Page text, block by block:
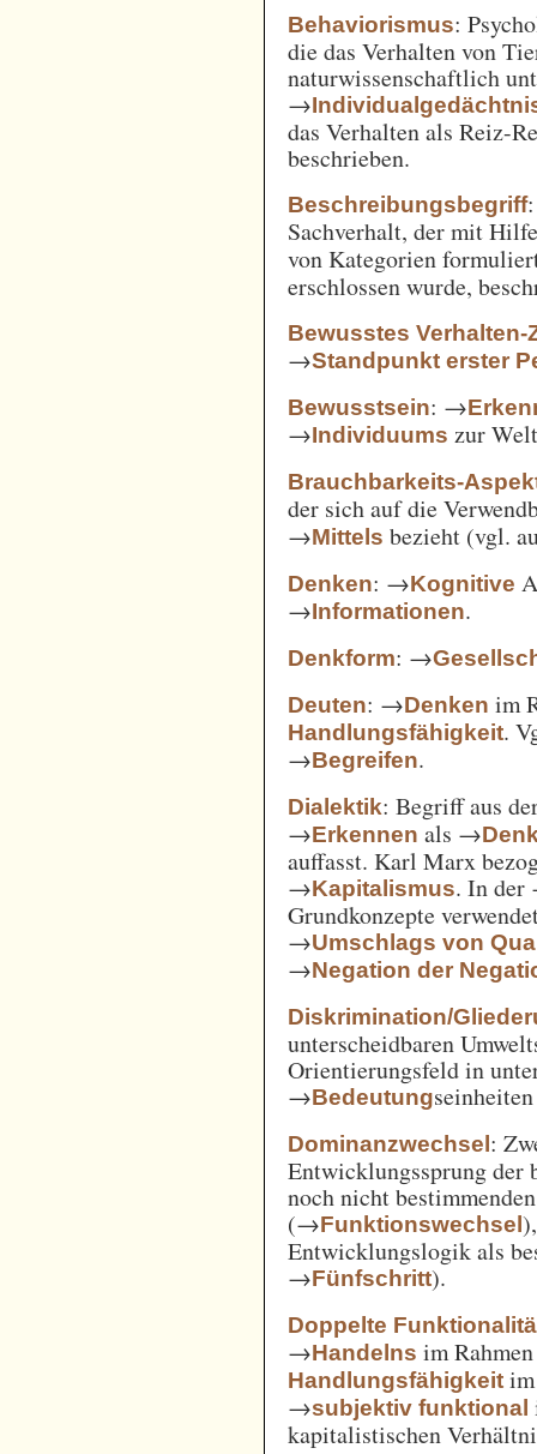
Behaviorismus:
die das Verhalten von
naturwissenschaftlich
→
das Verhalten als Reiz-
beschrieben.
Beschreibungsbegriff
Sachverhalt, der mit
von Kategorien
erschlossen wurde,
Bewusstes Verhalten-
→Standpunkt erster
Bewusstsein: →
→Individuums zur
Brauchbarkeits-
der sich auf die
→Mittels bezieht (vgl.
Denken: →Kognitive
→Informationen.
Denkform: →
Deuten: →Denken im
Handlungsfähigkeit.
→Begreifen.
Dialektik: Begriff aus
→Erkennen als →
auffasst. Karl Marx
→Kapitalismus. In
Grundkonzepte
→Umschlags von
→Negation der
Diskrimination/
unterscheidbaren
Orientierungsfeld in
→Bedeutung
Dominanzwechsel:
Entwicklungssprung der
noch nicht
(→Funktionswechsel
Entwicklungslogik als
→Fünfschritt).
Doppelte
→Handelns im
Handlungsfähigkeit
→subjektiv funktional
kapitalistischen